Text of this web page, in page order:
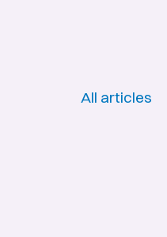
All articles